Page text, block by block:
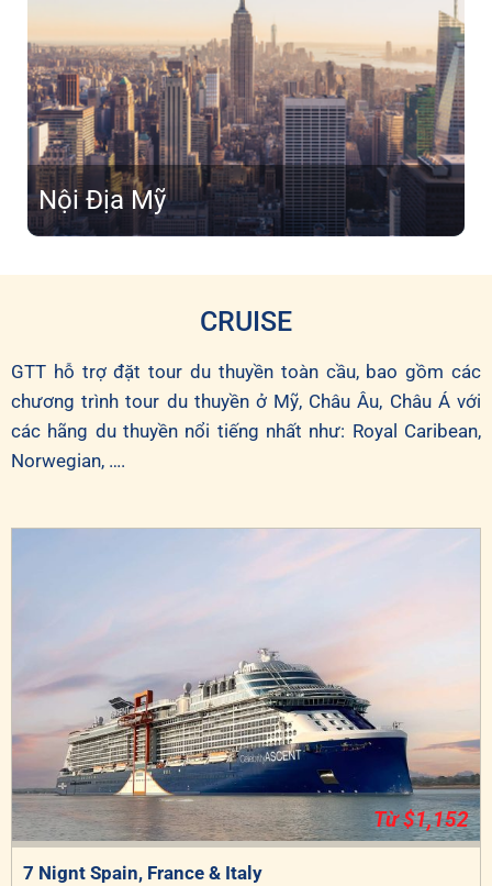
Nội Địa Mỹ
CRUISE
GTT hỗ trợ đặt tour du thuyền toàn cầu, bao gồm các
chương trình tour du thuyền ở Mỹ, Châu Âu, Châu Á với
các hãng du thuyền nổi tiếng nhất như: Royal Caribean,
Norwegian, ….
Từ $1,152
7 Nignt Spain, France & Italy